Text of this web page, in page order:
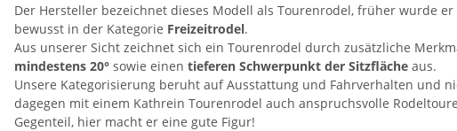
Der Hersteller bezeichnet dieses Modell als Tourenrodel, früher wurde
bewusst in der Kategorie Freizeitrodel.
Aus unserer Sicht zeichnet sich ein Tourenrodel durch zusätzliche
mindestens 20° sowie einen tieferen Schwerpunkt der Sitzfläche aus.
Unsere Kategorisierung beruht auf Ausstattung und Fahrverhalten und
dagegen mit einem Kathrein Tourenrodel auch anspruchsvolle
Gegenteil, hier macht er eine gute Figur!